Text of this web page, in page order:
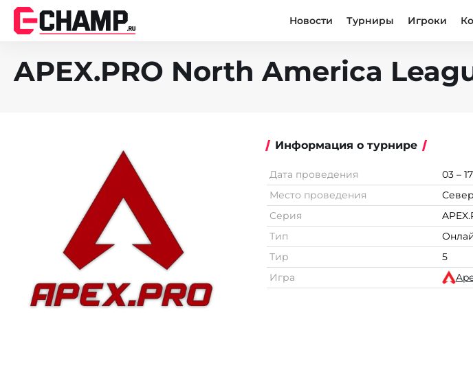
Новости Турниры Игроки
APEX.PRO North America
Информация о турнире
Дата проведения
03 –
Место проведения
Серия
Тип
Тир
5
Игра